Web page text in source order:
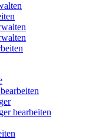
bearbeiten